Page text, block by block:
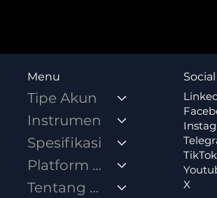
Menu
Tipe Akun
Instrumen
Spesifikasi
Platform Trading
Tentang Kami
Social
TikTok
X